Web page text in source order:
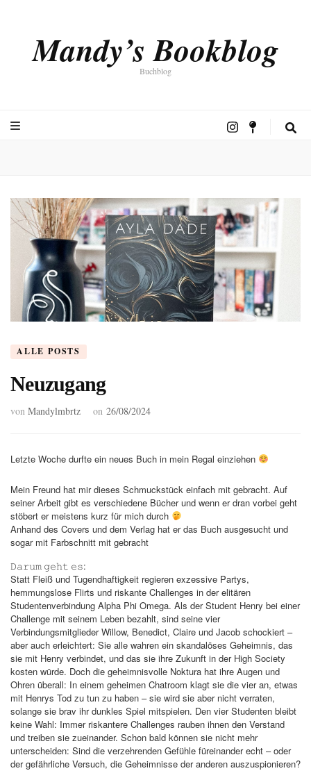
Mandy’s Bookblog
Buchblog
ALLE POSTS
Neuzugang
von Mandylmbrtz on 26/08/2024
Letzte Woche durfte ein neues Buch in mein Regal einziehen
Mein Freund hat mir dieses Schmuckstück einfach mit gebracht. Auf
seiner Arbeit gibt es verschiedene Bücher und wenn er dran vorbei geht
stöbert er meistens kurz für mich durch
Anhand des Covers und dem Verlag hat er das Buch ausgesucht und
sogar mit Farbschnitt mit gebracht
𝙳𝚊𝚛𝚞𝚖 𝚐𝚎𝚑𝚝 𝚎𝚜:
Statt Fleiß und Tugendhaftigkeit regieren exzessive Partys,
hemmungslose Flirts und riskante Challenges in der elitären
Studentenverbindung Alpha Phi Omega. Als der Student Henry bei einer
Challenge mit seinem Leben bezahlt, sind seine vier
Verbindungsmitglieder Willow, Benedict, Claire und Jacob schockiert –
aber auch erleichtert: Sie alle wahren ein skandalöses Geheimnis, das
sie mit Henry verbindet, und das sie ihre Zukunft in der High Society
kosten würde. Doch die geheimnisvolle Noktura hat ihre Augen und
Ohren überall: In einem geheimen Chatroom klagt sie die vier an, etwas
mit Henrys Tod zu tun zu haben – sie wird sie aber nicht verraten,
solange sie brav ihr dunkles Spiel mitspielen. Den vier Studenten bleibt
keine Wahl: Immer riskantere Challenges rauben ihnen den Verstand
und treiben sie zueinander. Schon bald können sie nicht mehr
unterscheiden: Sind die verzehrenden Gefühle füreinander echt – oder
der gefährliche Versuch, die Geheimnisse der anderen auszuspionieren?